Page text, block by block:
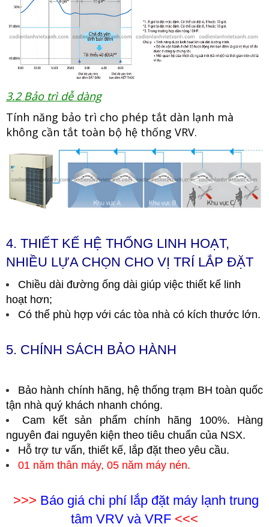
3.2 Bảo trì dễ dàng
Tính năng bảo trì cho phép tắt dàn lạnh mà
không cần tắt toàn bộ hệ thống VRV.
4. THIẾT KẾ HỆ THỐNG LINH HOẠT,
NHIỀU LỰA CHỌN CHO VỊ TRÍ LẮP ĐẶT
Chiều dài đường ống dài giúp việc thiết kế linh
hoạt hơn;
Có thể phù hợp với các tòa nhà có kích thước lớn.
5. CHÍNH SÁCH BẢO HÀNH
Bảo hành chính hãng, hệ thống trạm BH toàn quốc
tận nhà quý khách nhanh chóng.
Cam kết sản phẩm chính hãng 100%. Hàng
nguyên đai nguyên kiện theo tiêu chuẩn của NSX.
Hỗ trợ tư vấn, thiết kế, lắp đặt theo yêu cầu.
01 năm thân máy, 05 năm máy nén.
>>> Báo giá chi phí lắp đặt máy lạnh trung
tâm VRV và VRF <<<